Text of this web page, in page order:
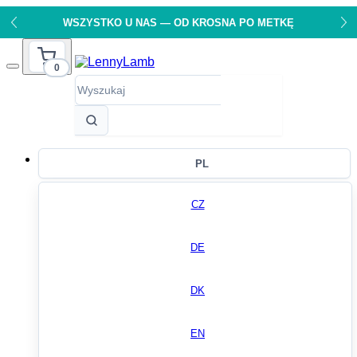
WSZYSTKO U NAS — OD KROSNA PO METKĘ
0
PL
CZ
DE
DK
EN